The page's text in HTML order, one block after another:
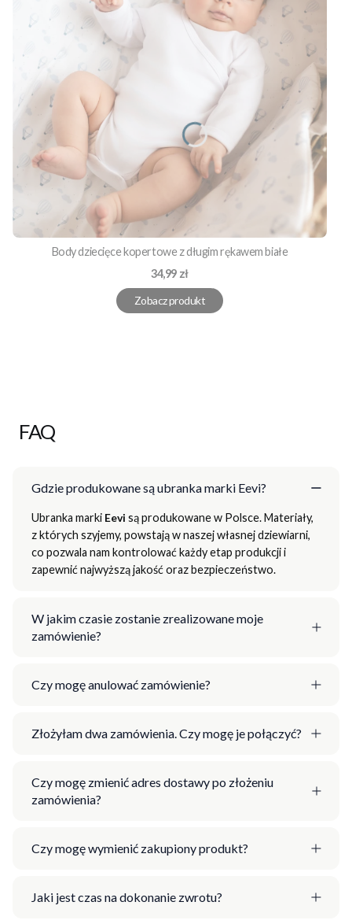
Body dziecięce kopertowe z długim rękawem białe
Cena
34,99 zł
Zobacz produkt
FAQ
Gdzie produkowane są ubranka marki Eevi?
Ubranka marki Eevi są produkowane w Polsce. Materiały,
z których szyjemy, powstają w naszej własnej dziewiarni,
co pozwala nam kontrolować każdy etap produkcji i
zapewnić najwyższą jakość oraz bezpieczeństwo.
W jakim czasie zostanie zrealizowane moje
zamówienie?
Czy mogę anulować zamówienie?
Złożyłam dwa zamówienia. Czy mogę je połączyć?
Czy mogę zmienić adres dostawy po złożeniu
zamówienia?
Czy mogę wymienić zakupiony produkt?
Jaki jest czas na dokonanie zwrotu?